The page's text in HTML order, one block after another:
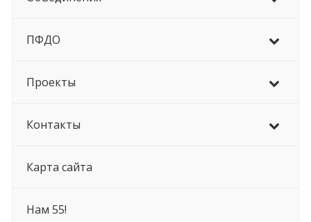
ПФДО
Проекты
Контакты
Карта сайта
Нам 55!